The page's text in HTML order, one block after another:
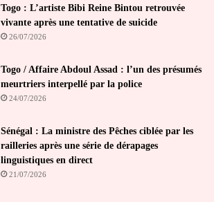
Togo : L’artiste Bibi Reine Bintou retrouvée
vivante après une tentative de suicide
26/07/2026
Togo / Affaire Abdoul Assad : l’un des présumés
meurtriers interpellé par la police
24/07/2026
Sénégal : La ministre des Pêches ciblée par les
railleries après une série de dérapages
linguistiques en direct
21/07/2026